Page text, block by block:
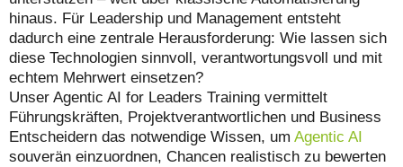
hinaus. Für Leadership und Management entsteht
dadurch eine zentrale Herausforderung: Wie lassen sich
diese Technologien sinnvoll, verantwortungsvoll und mit
echtem Mehrwert einsetzen?
Unser Agentic AI for Leaders Training vermittelt
Führungskräften, Projektverantwortlichen und Business
Entscheidern das notwendige Wissen, um Agentic AI
souverän einzuordnen, Chancen realistisch zu bewerten